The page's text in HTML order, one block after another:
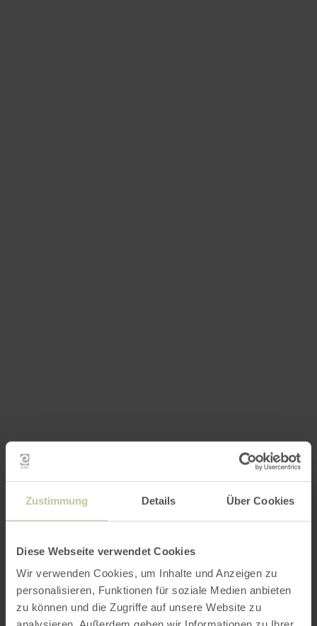
Zustimmung Details Über Cookies
Diese Webseite verwendet Cookies
Wir verwenden Cookies, um Inhalte und Anzeigen zu
personalisieren, Funktionen für soziale Medien anbieten
zu können und die Zugriffe auf unsere Website zu